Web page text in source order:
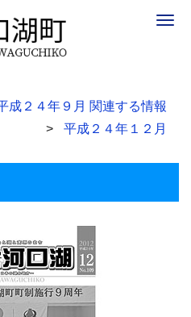
成２４年９月 関連する情報
平成２４年１２月